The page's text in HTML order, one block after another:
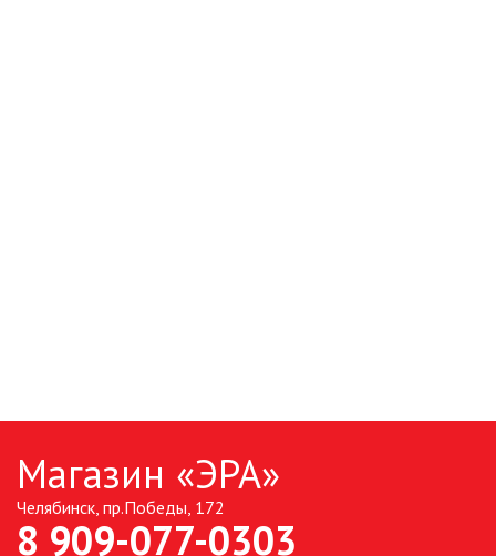
СИСТЕМЫ ПОЛИВА
СТАБИЛИЗАТОРЫ НАПРЯЖЕНИЯ
ТОЧЕЧНЫЕ СВЕТИЛЬНИКИ
Магазин «ЭРА»
Челябинск, пр.Победы, 172
8 909-077-0303